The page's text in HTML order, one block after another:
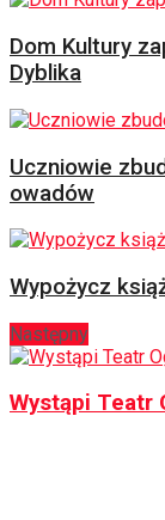
Dom Kultury
Dyblika
Uczniowie
owadów
Wypożycz
Następny
Wystąpi Teatr